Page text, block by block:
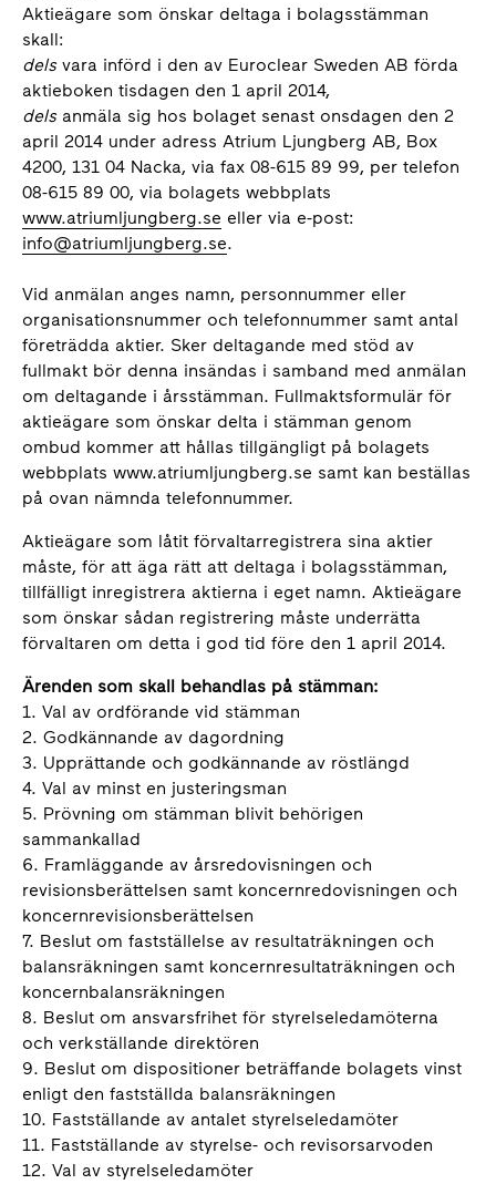
Aktieägare som önskar deltaga i bolagsstämman
skall:
delsvara införd i den av Euroclear Sweden AB förda
aktieboken tisdagen den 1 april 2014,
delsanmäla sig hos bolaget senast onsdagen den 2
april 2014 under adress Atrium Ljungberg AB, Box
4200, 131 04 Nacka, via fax 08-615 89 99, per telefon
08-615 89 00, via bolagets webbplats
www.atriumljungberg.se eller via e-post:
info@atriumljungberg.se.
Vid anmälan anges namn, personnummer eller
organisationsnummer och telefonnummer samt antal
företrädda aktier. Sker deltagande med stöd av
fullmakt bör denna insändas i samband med anmälan
om deltagande i årsstämman. Fullmaktsformulär för
aktieägare som önskar delta i stämman genom
ombud kommer att hållas tillgängligt på bolagets
webbplats www.atriumljungberg.se samt kan beställas
på ovan nämnda telefonnummer.
Aktieägare som låtit förvaltarregistrera sina aktier
måste, för att äga rätt att deltaga i bolagsstämman,
tillfälligt inregistrera aktierna i eget namn. Aktieägare
som önskar sådan registrering måste underrätta
förvaltaren om detta i god tid före den 1 april 2014.
Ärenden som skall behandlas på stämman:
1. Val av ordförande vid stämman
2. Godkännande av dagordning
3. Upprättande och godkännande av röstlängd
4. Val av minst en justeringsman
5. Prövning om stämman blivit behörigen
sammankallad
6. Framläggande av årsredovisningen och
revisionsberättelsen samt koncernredovisningen och
koncernrevisionsberättelsen
7. Beslut om fastställelse av resultaträkningen och
balansräkningen samt koncernresultaträkningen och
koncernbalansräkningen
8. Beslut om ansvarsfrihet för styrelseledamöterna
och verkställande direktören
9. Beslut om dispositioner beträffande bolagets vinst
enligt den fastställda balansräkningen
10. Fastställande av antalet styrelseledamöter
11. Fastställande av styrelse- och revisorsarvoden
12. Val av styrelseledamöter